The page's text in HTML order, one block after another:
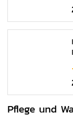
Pflege und